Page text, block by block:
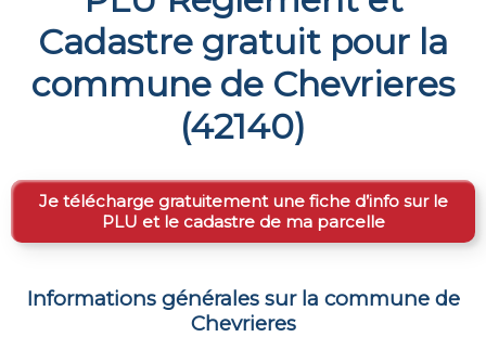
Cadastre gratuit pour la
commune de Chevrieres
(42140)
Je télécharge gratuitement une fiche d’info sur le
PLU et le cadastre de ma parcelle
Informations générales sur la commune de
Chevrieres